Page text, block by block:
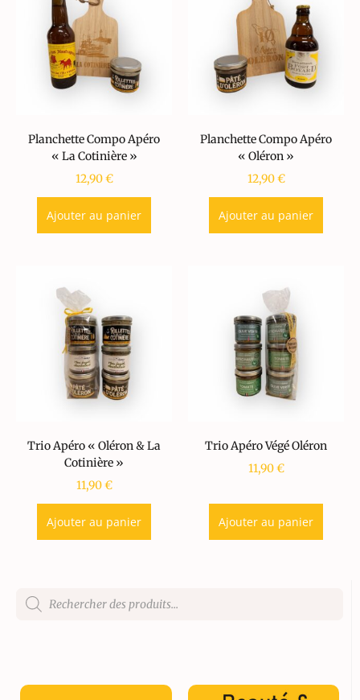
Planchette Compo Apéro
« La Cotinière »
12,90€
Ajouter au panier
Planchette Compo Apéro
« Oléron »
12,90€
Ajouter au panier
Trio Apéro « Oléron & La
Cotinière »
11,90€
Ajouter au panier
Trio Apéro Végé Oléron
11,90€
Ajouter au panier